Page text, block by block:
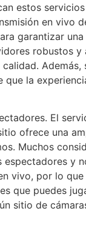
estos
en vivo
garantizar
robustos
la
El
ofrece una
Muchos
y
vivo, por lo
que puedes
sitio de